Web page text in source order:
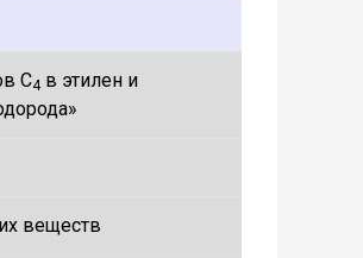
С4 в этилен и
веществ